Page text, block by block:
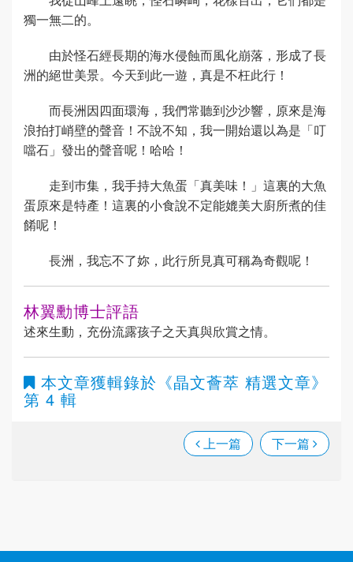
獨一無二的。
由於怪石經長期的海水侵蝕而風化崩落，形成了長
洲的絕世美景。今天到此一遊，真是不枉此行！
而長洲因四面環海，我們常聽到沙沙響，原來是海
浪拍打峭壁的聲音！不說不知，我一開始還以為是「叮
噹石」發出的聲音呢！哈哈！
走到巿集，我手持大魚蛋「真美味！」這裏的大魚
蛋原來是特產！這裏的小食說不定能媲美大廚所煮的佳
餚呢！
長洲，我忘不了妳，此行所見真可稱為奇觀呢！
林翼勳博士評語
述來生動，充份流露孩子之天真與欣賞之情。
本文章獲輯錄於 《晶文薈萃 精選文章》
第 4 輯
上一篇 下一篇